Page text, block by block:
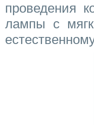
проведения
лампы с